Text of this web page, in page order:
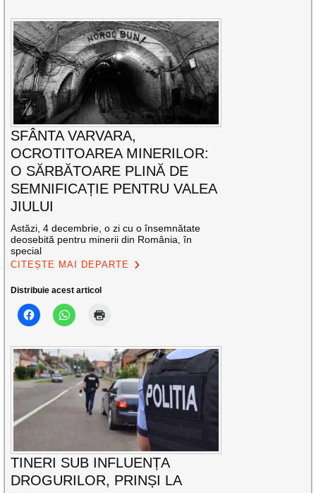
SFÂNTA VARVARA,
OCROTITOAREA MINERILOR:
O SĂRBĂTOARE PLINĂ DE
SEMNIFICAȚIE PENTRU VALEA
JIULUI
Astăzi, 4 decembrie, o zi cu o însemnătate
deosebită pentru minerii din România, în
special
CITEȘTE MAI DEPARTE
Distribuie acest articol
TINERI SUB INFLUENȚA
DROGURILOR, PRINȘI LA